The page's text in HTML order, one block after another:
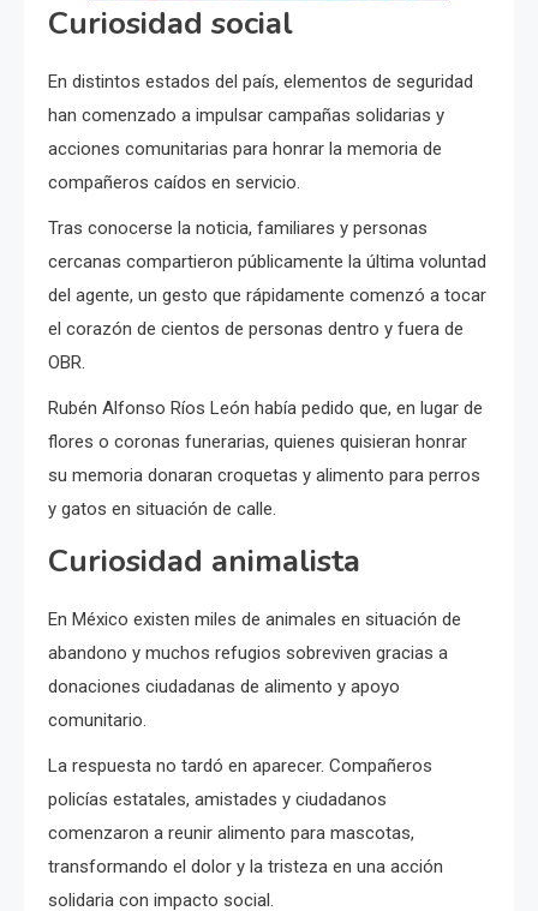
Curiosidad social
En distintos estados del país, elementos de seguridad
han comenzado a impulsar campañas solidarias y
acciones comunitarias para honrar la memoria de
compañeros caídos en servicio.
Tras conocerse la noticia, familiares y personas
cercanas compartieron públicamente la última voluntad
del agente, un gesto que rápidamente comenzó a tocar
el corazón de cientos de personas dentro y fuera de
OBR.
Rubén Alfonso Ríos León había pedido que, en lugar de
flores o coronas funerarias, quienes quisieran honrar
su memoria donaran croquetas y alimento para perros
y gatos en situación de calle.
Curiosidad animalista
En México existen miles de animales en situación de
abandono y muchos refugios sobreviven gracias a
donaciones ciudadanas de alimento y apoyo
comunitario.
La respuesta no tardó en aparecer. Compañeros
policías estatales, amistades y ciudadanos
comenzaron a reunir alimento para mascotas,
transformando el dolor y la tristeza en una acción
solidaria con impacto social.